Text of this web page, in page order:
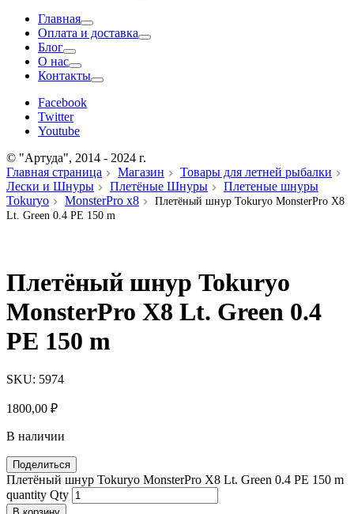
Главная
Оплата и доставка
Блог
О нас
Контакты
Facebook
Twitter
Youtube
© "Артуда", 2014 - 2024 г.
Главная страница
Магазин
Товары для летней рыбалки
Лески и Шнуры
Плетёные Шнуры
Плетеные шнуры
Tokuryo
MonsterPro x8
Плетёный шнур Tokuryo MonsterPro X8
Lt. Green 0.4 PE 150 m
Плетёный шнур Tokuryo
MonsterPro X8 Lt. Green 0.4
PE 150 m
SKU: 5974
1800,00 ₽
В наличии
Поделиться
Плетёный шнур Tokuryo MonsterPro X8 Lt. Green 0.4 PE 150 m
quantity Qty Плетёный
шнур